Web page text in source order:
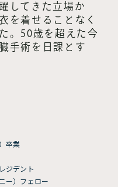
】外科
登録して読む
】外科
してきた立場か
を着せることなく
。50歳を超えた今
手術を日課とす
卒業
ジデント
ー）フェロー